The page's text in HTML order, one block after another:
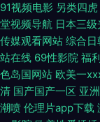
在线老A 少妇在线不
航 www国产精品噜
日韩国产色色 深夜福
91视频电影 另类四虎
堂视频导航 日本三
传媒观看网站 综合日
站在线 69性影院 福
色岛国网站 欧美一
清 国产国产一区 亚
潮喷 伦理片app下载